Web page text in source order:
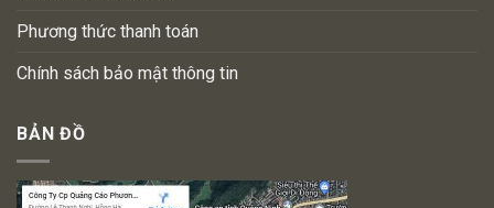
Phương thức thanh toán
Chính sách bảo mật thông tin
BẢN ĐỒ